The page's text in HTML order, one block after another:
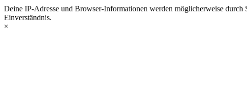
Deine IP-Adresse und Browser-Informationen werden möglicherweise durch
Einverständnis.
×